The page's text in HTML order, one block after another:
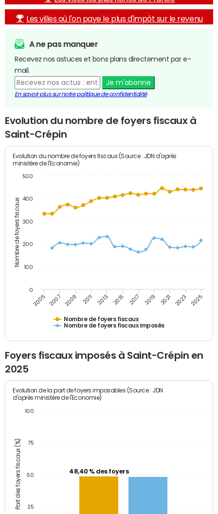
Les villes où l'on paye le plus d'impôt sur le revenu
A ne pas manquer
Recevez nos astuces et bons plans directement par e-
mail.
Je m'abonne
En savoir plus sur notre politique de confidentialité
Evolution du nombre de foyers fiscaux à
Saint-Crépin
Nombre de foyers fiscaux
Evolution du nombre de foyers fiscaux (Source : JDN d'après
ministère de l'Economie)
Nombre de foyers fiscaux
Nombre de foyers fiscaux imposés
2005 2007 2009 2011 2013 2015 2017 2019 2021 2023 2025
0
100
200
300
400
500
Foyers fiscaux imposés à Saint-Crépin en
2025
Part des foyers fiscaux (%)
Evolution de la part de foyers imposables (Source : JDN
d'après ministère de l'Economie)
48,40 % des foyers
25
50
75
100